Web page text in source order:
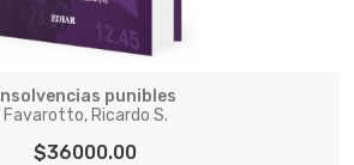
Insolvencias punibles
Favarotto, Ricardo S.
$36000.00